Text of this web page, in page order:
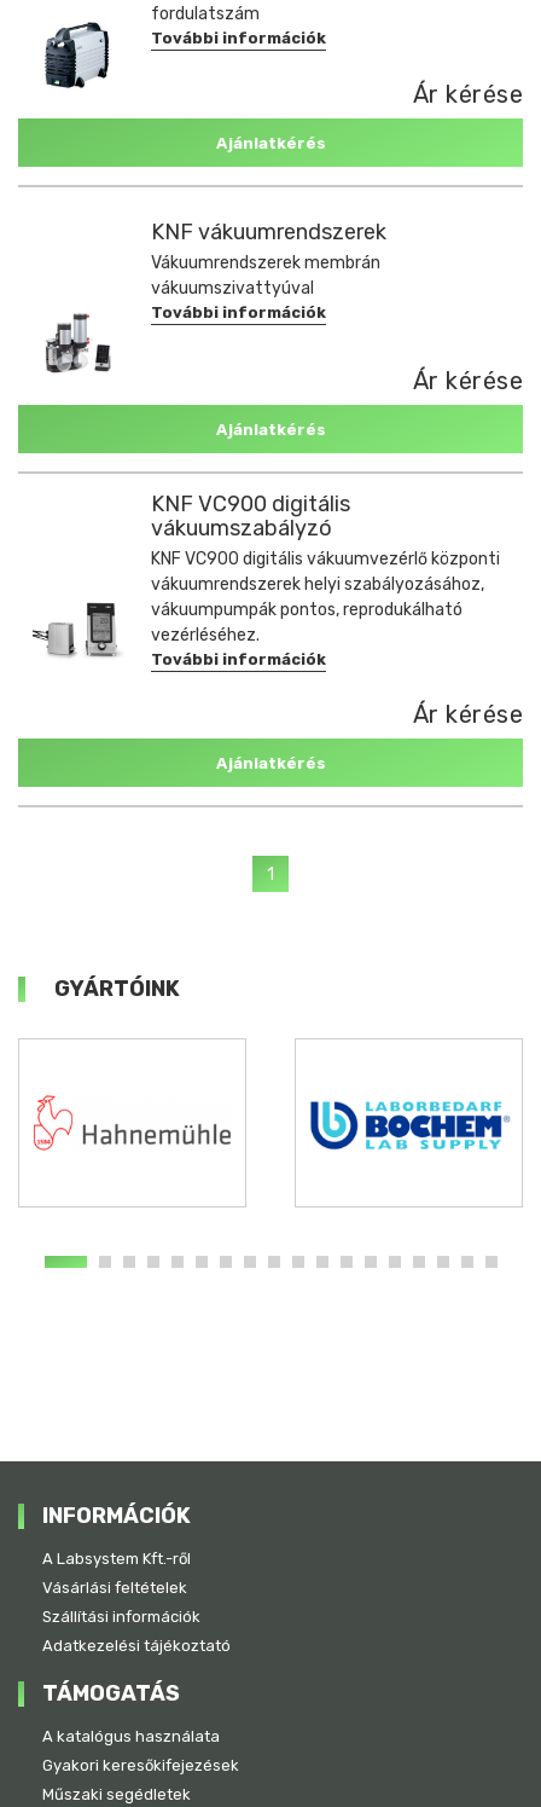
fordulatszám
További információk
Ár kérése
Ajánlatkérés
KNF vákuumrendszerek
Vákuumrendszerek membrán
vákuumszivattyúval
További információk
Ár kérése
Ajánlatkérés
KNF VC900 digitális
vákuumszabályzó
KNF VC900 digitális vákuumvezérlő központi
vákuumrendszerek helyi szabályozásához,
vákuumpumpák pontos, reprodukálható
vezérléséhez.
További információk
Ár kérése
Ajánlatkérés
1
GYÁRTÓINK
INFORMÁCIÓK
A Labsystem Kft.-ről
Vásárlási feltételek
Szállítási információk
Adatkezelési tájékoztató
TÁMOGATÁS
A katalógus használata
Gyakori keresőkifejezések
Műszaki segédletek